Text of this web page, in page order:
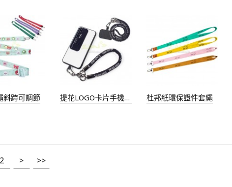
斜跨可調節 提花LOGO卡片手機掛繩 杜邦紙環保證件套繩
2 > >>